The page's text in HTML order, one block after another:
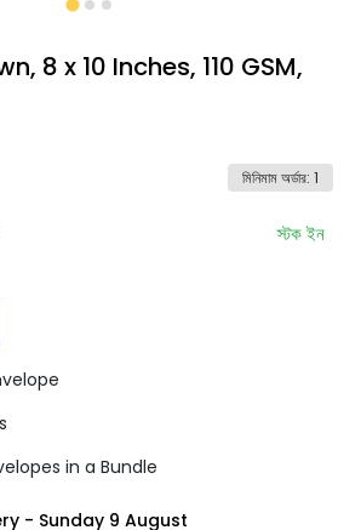
8 x 10 Inches, 110 GSM,
মিনিমাম অর্ডার: 1
স্টক ইন
in a Bundle
- Sunday 9 August